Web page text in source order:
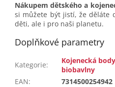
Nákupem dětského a
si můžete být jistí, že děláte
děti, ale i pro naši planetu.
Doplňkové parametry
Kategorie:
Kojenecká
biobavlny
EAN:
7314500254942